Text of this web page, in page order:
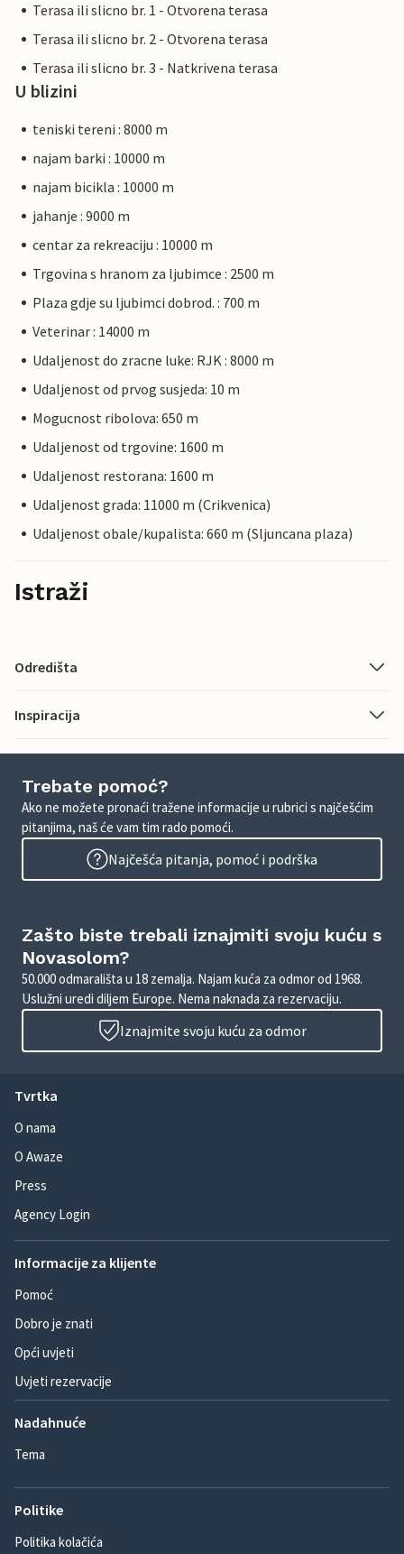
Terasa ili slicno br. 1 - Otvorena terasa
Terasa ili slicno br. 2 - Otvorena terasa
Terasa ili slicno br. 3 - Natkrivena terasa
U blizini
teniski tereni : 8000 m
najam barki : 10000 m
najam bicikla : 10000 m
jahanje : 9000 m
centar za rekreaciju : 10000 m
Trgovina s hranom za ljubimce : 2500 m
Plaza gdje su ljubimci dobrod. : 700 m
Veterinar : 14000 m
Udaljenost do zracne luke: RJK : 8000 m
Udaljenost od prvog susjeda: 10 m
Mogucnost ribolova: 650 m
Udaljenost od trgovine: 1600 m
Udaljenost restorana: 1600 m
Udaljenost grada: 11000 m (Crikvenica)
Udaljenost obale/kupalista: 660 m (Sljuncana plaza)
Istraži
Odredišta
Inspiracija
Trebate pomoć?
Ako ne možete pronaći tražene informacije u rubrici s najčešćim
pitanjima, naš će vam tim rado pomoći.
Najčešća pitanja, pomoć i podrška
Zašto biste trebali iznajmiti svoju kuću s
Novasolom?
50.000 odmarališta u 18 zemalja. Najam kuća za odmor od 1968.
Uslužni uredi diljem Europe. Nema naknada za rezervaciju.
Iznajmite svoju kuću za odmor
Tvrtka
O nama
O Awaze
Press
Agency Login
Informacije za klijente
Pomoć
Dobro je znati
Opći uvjeti
Uvjeti rezervacije
Nadahnuće
Tema
Politike
Politika kolačića